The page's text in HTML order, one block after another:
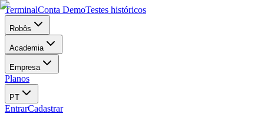
TerminalConta DemoTestes históricos
Robôs
Academia
Empresa
Planos
PT
EntrarCadastrar